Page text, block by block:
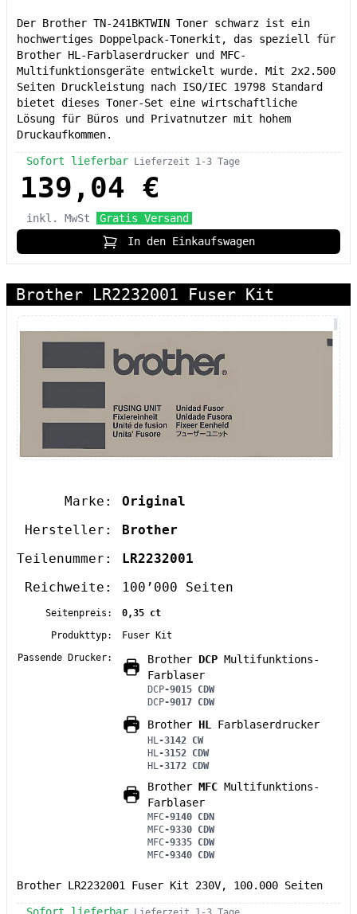
Der Brother TN-241BKTWIN Toner schwarz ist ein
hochwertiges Doppelpack-Tonerkit, das speziell für
Brother HL-Farblaserdrucker und MFC-
Multifunktionsgeräte entwickelt wurde. Mit 2x2.500
Seiten Druckleistung nach ISO/IEC 19798 Standard
bietet dieses Toner-Set eine wirtschaftliche
Lösung für Büros und Privatnutzer mit hohem
Druckaufkommen.
Sofort lieferbar Lieferzeit 1-3 Tage
139,04 €
inkl. MwSt
Gratis Versand
In den Einkaufswagen
Brother LR2232001 Fuser Kit
Marke:
Original
Hersteller:
Brother
Teilenummer:
LR2232001
Reichweite:
100’000 Seiten
Seitenpreis:
0,35 ct
Produkttyp:
Fuser Kit
Passende Drucker:
Brother DCP Multifunktions-
Farblaser
DCP-9015 CDW
DCP-9017 CDW
Brother HL Farblaserdrucker
HL -3142 CW
HL -3152 CDW
HL -3172 CDW
Brother MFC Multifunktions-
Farblaser
MFC-9140 CDN
MFC-9330 CDW
MFC-9335 CDW
MFC-9340 CDW
Brother LR2232001 Fuser Kit 230V, 100.000 Seiten
Sofort lieferbar